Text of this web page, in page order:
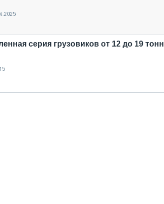
серия грузовиков от 12 до 19 тонн